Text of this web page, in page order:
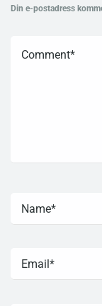
Din e-postadress